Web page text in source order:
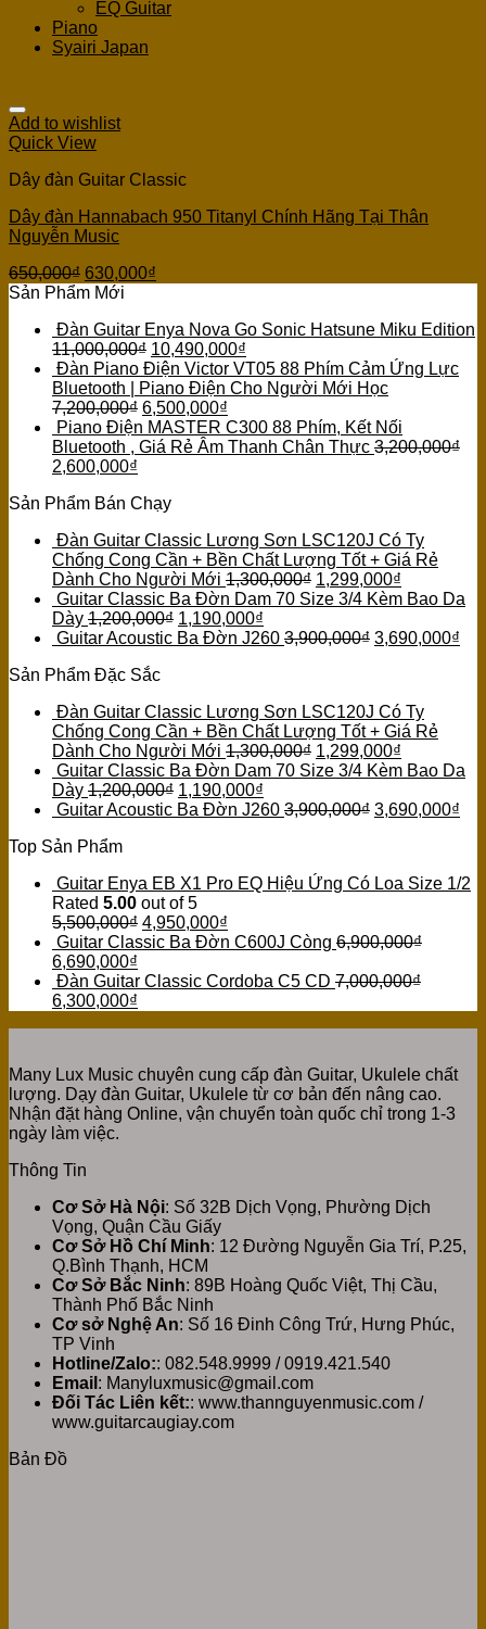
EQ Guitar
Piano
Syairi Japan
Add to wishlist
Quick View
Dây đàn Guitar Classic
Dây đàn Hannabach 950 Titanyl Chính Hãng Tại Thân
Nguyễn Music
650,000₫ 630,000₫
Sản Phẩm Mới
Đàn Guitar Enya Nova Go Sonic Hatsune Miku Edition
11,000,000₫ 10,490,000₫
Đàn Piano Điện Victor VT05 88 Phím Cảm Ứng Lực
Bluetooth | Piano Điện Cho Người Mới Học
7,200,000₫ 6,500,000₫
Piano Điện MASTER C300 88 Phím, Kết Nối
Bluetooth , Giá Rẻ Âm Thanh Chân Thực 3,200,000₫
2,600,000₫
Sản Phẩm Bán Chạy
Đàn Guitar Classic Lương Sơn LSC120J Có Ty
Chống Cong Cần + Bền Chất Lượng Tốt + Giá Rẻ
Dành Cho Người Mới 1,300,000₫ 1,299,000₫
Guitar Classic Ba Đờn Dam 70 Size 3/4 Kèm Bao Da
Dày 1,200,000₫ 1,190,000₫
Guitar Acoustic Ba Đờn J260 3,900,000₫ 3,690,000₫
Sản Phẩm Đặc Sắc
Đàn Guitar Classic Lương Sơn LSC120J Có Ty
Chống Cong Cần + Bền Chất Lượng Tốt + Giá Rẻ
Dành Cho Người Mới 1,300,000₫ 1,299,000₫
Guitar Classic Ba Đờn Dam 70 Size 3/4 Kèm Bao Da
Dày 1,200,000₫ 1,190,000₫
Guitar Acoustic Ba Đờn J260 3,900,000₫ 3,690,000₫
Top Sản Phẩm
Guitar Enya EB X1 Pro EQ Hiệu Ứng Có Loa Size 1/2
Rated 5.00 out of 5
5,500,000₫ 4,950,000₫
Guitar Classic Ba Đờn C600J Còng 6,900,000₫
6,690,000₫
Đàn Guitar Classic Cordoba C5 CD 7,000,000₫
6,300,000₫
Many Lux Music chuyên cung cấp đàn Guitar, Ukulele chất
lượng. Dạy đàn Guitar, Ukulele từ cơ bản đến nâng cao.
Nhận đặt hàng Online, vận chuyển toàn quốc chỉ trong 1-3
ngày làm việc.
Thông Tin
Cơ Sở Hà Nội: Số 32B Dịch Vọng, Phường Dịch
Vọng, Quận Cầu Giấy
Cơ Sở Hồ Chí Minh: 12 Đường Nguyễn Gia Trí, P.25,
Q.Bình Thạnh, HCM
Cơ Sở Bắc Ninh: 89B Hoàng Quốc Việt, Thị Cầu,
Thành Phố Bắc Ninh
Cơ sở Nghệ An: Số 16 Đinh Công Trứ, Hưng Phúc,
TP Vinh
Hotline/Zalo:: 082.548.9999 / 0919.421.540
Email : Manyluxmusic@gmail.com
Đối Tác Liên kết:: www.thannguyenmusic.com /
www.guitarcaugiay.com
Bản Đồ